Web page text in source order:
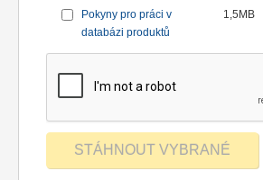
Pokyny pro práci v
databázi produktů
1,5MB